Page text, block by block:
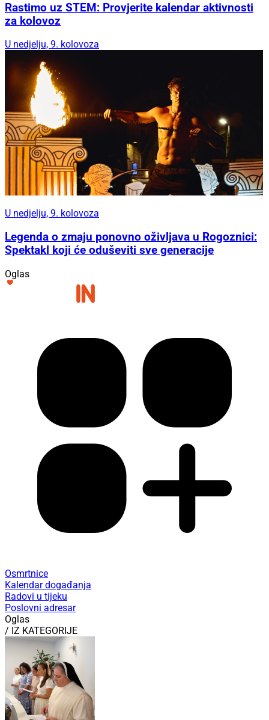
Rastimo uz STEM: Provjerite kalendar aktivnosti
za kolovoz
U nedjelju, 9. kolovoza
U nedjelju, 9. kolovoza
Legenda o zmaju ponovno oživljava u Rogoznici:
Spektakl koji će oduševiti sve generacije
Oglas
Osmrtnice
Kalendar događanja
Radovi u tijeku
Poslovni adresar
Oglas
/ IZ KATEGORIJE